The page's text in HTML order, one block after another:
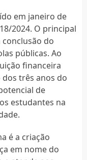
em janeiro de
2024. O principal
do
públicas. Ao
financeira
três anos do
de
estudantes na
é a criação
em nome do